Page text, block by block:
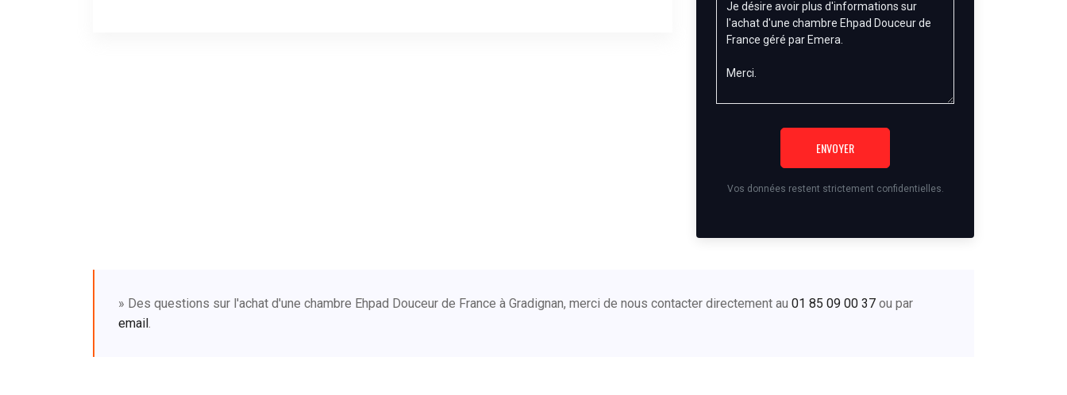
ENVOYER
Vos données restent strictement confidentielles.
» Des questions sur l'achat d'une chambre Ehpad Douceur de France à Gradignan, merci de nous contacter directement au 01 85 09 00 37 ou par
email.